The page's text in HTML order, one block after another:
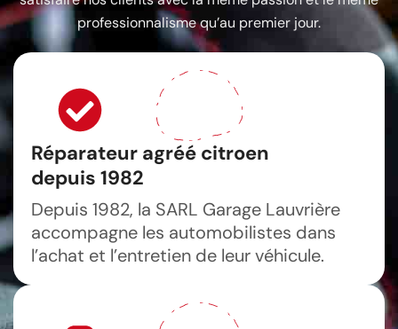
professionnalisme qu’au premier jour.
Réparateur agréé citroen
depuis 1982
Depuis 1982, la SARL Garage Lauvrière
accompagne les automobilistes dans
l’achat et l’entretien de leur véhicule.